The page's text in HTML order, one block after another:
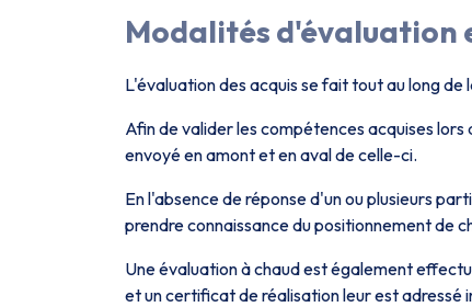
Modalités d'évaluation
L'évaluation des acquis se fait tout au long
Afin de valider les compétences acquises
envoyé en amont et en aval de celle-ci.
En l'absence de réponse d'un ou plusieurs
prendre connaissance du positionnement de
Une évaluation à chaud est également
et un certificat de réalisation leur est adressé